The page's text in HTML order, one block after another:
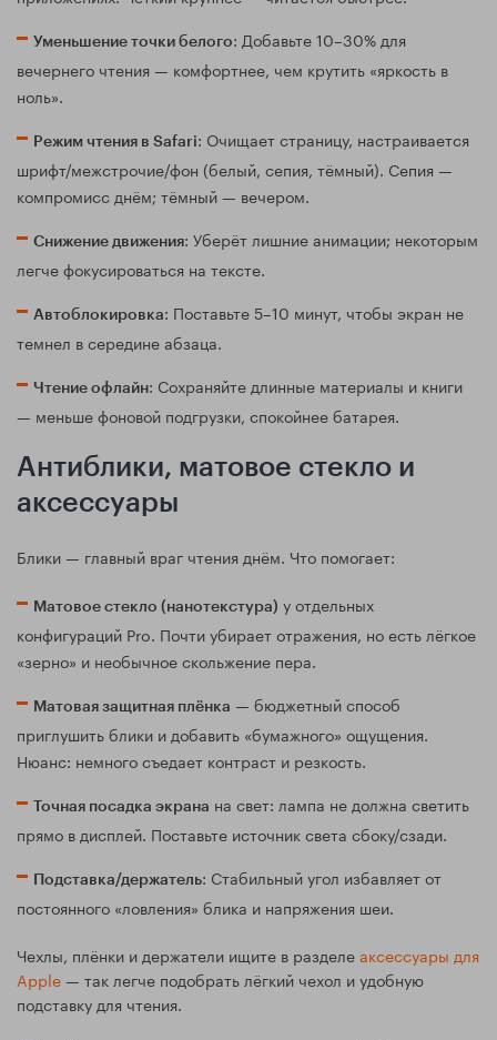
Уменьшение точки белого: Добавьте 10–30% для
вечернего чтения — комфортнее, чем крутить «яркость в
ноль».
Режим чтения в Safari: Очищает страницу, настраивается
шрифт/межстрочие/фон (белый, сепия, тёмный). Сепия —
компромисс днём; тёмный — вечером.
Снижение движения: Уберёт лишние анимации; некоторым
легче фокусироваться на тексте.
Автоблокировка: Поставьте 5–10 минут, чтобы экран не
темнел в середине абзаца.
Чтение офлайн: Сохраняйте длинные материалы и книги
— меньше фоновой подгрузки, спокойнее батарея.
Антиблики, матовое стекло и
аксессуары
Блики — главный враг чтения днём. Что помогает:
Матовое стекло (нанотекстура) у отдельных
конфигураций Pro. Почти убирает отражения, но есть лёгкое
«зерно» и необычное скольжение пера.
Матовая защитная плёнка — бюджетный способ
приглушить блики и добавить «бумажного» ощущения.
Нюанс: немного съедает контраст и резкость.
Точная посадка экрана на свет: лампа не должна светить
прямо в дисплей. Поставьте источник света сбоку/сзади.
Подставка/держатель: Стабильный угол избавляет от
постоянного «ловления» блика и напряжения шеи.
Чехлы, плёнки и держатели ищите в разделеаксессуары для
Apple— так легче подобрать лёгкий чехол и удобную
подставку для чтения.